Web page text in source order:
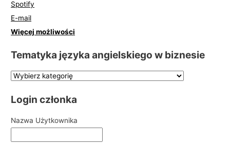
Spotify
E-mail
Więcej możliwości
Tematyka języka angielskiego w biznesie
Login członka
Nazwa Użytkownika